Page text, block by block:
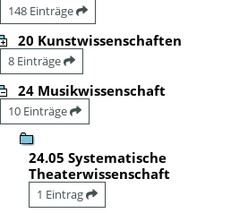
148 Einträge
20 Kunstwissenschaften
8 Einträge
24 Musikwissenschaft
10 Einträge
24.05 Systematische
Theaterwissenschaft
1 Eintrag